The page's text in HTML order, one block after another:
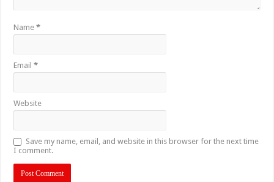
Name*
Email*
Website
Save my name, email, and website in this browser for the next time
I comment.